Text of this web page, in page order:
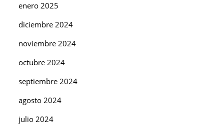
enero 2025
diciembre 2024
noviembre 2024
octubre 2024
septiembre 2024
agosto 2024
julio 2024